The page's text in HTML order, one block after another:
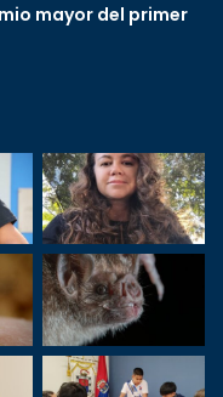
mayor del primer